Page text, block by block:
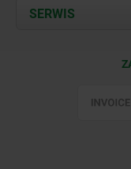
Kontakt
Documents
SERWIS